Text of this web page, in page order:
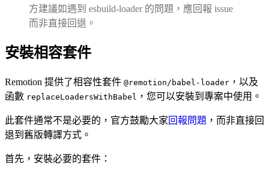
方建議如遇到 esbuild-loader 的問題，應回報 issue
而非直接回退。
安裝相容套件
Remotion 提供了相容性套件 @remotion/babel-loader ，以及
函數 replaceLoadersWithBabel ，您可以安裝到專案中使用。
此套件通常不是必要的，官方鼓勵大家回報問題 ，而非直接回
退到舊版轉譯方式。
首先，安裝必要的套件：